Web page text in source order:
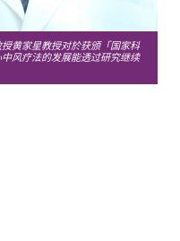
黄家星教授对於获颁「国家科
风疗法的发展能透过研究继续